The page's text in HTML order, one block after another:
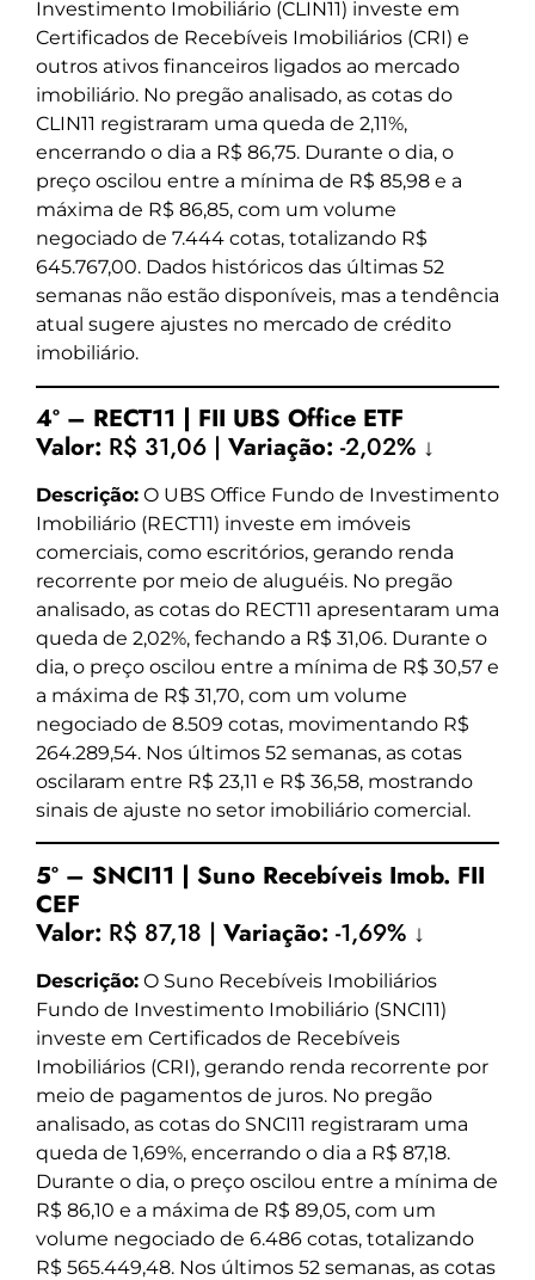
Investimento Imobiliário (CLIN11) investe em
Certificados de Recebíveis Imobiliários (CRI) e
outros ativos financeiros ligados ao mercado
imobiliário. No pregão analisado, as cotas do
CLIN11 registraram uma queda de 2,11%,
encerrando o dia a R$ 86,75. Durante o dia, o
preço oscilou entre a mínima de R$ 85,98 e a
máxima de R$ 86,85, com um volume
negociado de 7.444 cotas, totalizando R$
645.767,00. Dados históricos das últimas 52
semanas não estão disponíveis, mas a tendência
atual sugere ajustes no mercado de crédito
imobiliário.
4º – RECT11 | FII UBS Office ETF
Valor: R$ 31,06 | Variação: -2,02% ↓
Descrição: O UBS Office Fundo de Investimento
Imobiliário (RECT11) investe em imóveis
comerciais, como escritórios, gerando renda
recorrente por meio de aluguéis. No pregão
analisado, as cotas do RECT11 apresentaram uma
queda de 2,02%, fechando a R$ 31,06. Durante o
dia, o preço oscilou entre a mínima de R$ 30,57 e
a máxima de R$ 31,70, com um volume
negociado de 8.509 cotas, movimentando R$
264.289,54. Nos últimos 52 semanas, as cotas
oscilaram entre R$ 23,11 e R$ 36,58, mostrando
sinais de ajuste no setor imobiliário comercial.
5º – SNCI11 | Suno Recebíveis Imob. FII
CEF
Valor: R$ 87,18 | Variação: -1,69% ↓
Descrição: O Suno Recebíveis Imobiliários
Fundo de Investimento Imobiliário (SNCI11)
investe em Certificados de Recebíveis
Imobiliários (CRI), gerando renda recorrente por
meio de pagamentos de juros. No pregão
analisado, as cotas do SNCI11 registraram uma
queda de 1,69%, encerrando o dia a R$ 87,18.
Durante o dia, o preço oscilou entre a mínima de
R$ 86,10 e a máxima de R$ 89,05, com um
volume negociado de 6.486 cotas, totalizando
R$ 565.449,48. Nos últimos 52 semanas, as cotas